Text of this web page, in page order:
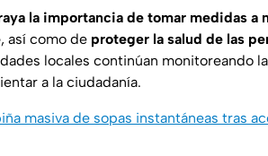
la importancia de tomar medidas
, así como de proteger la salud de las
locales continúan monitoreando
a la ciudadanía.
masiva de sopas instantáneas tras